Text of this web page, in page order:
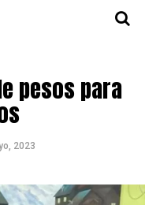
pesos para
2023